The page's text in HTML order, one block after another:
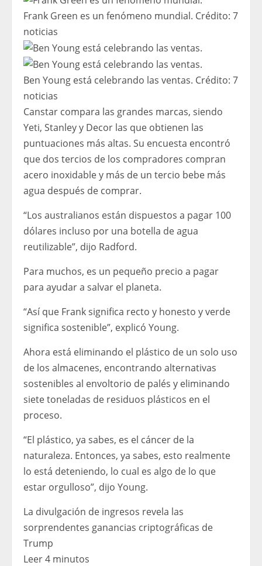
Frank Green es un fenómeno mundial. Crédito: 7
noticias
Ben Young está celebrando las ventas. Crédito: 7
noticias
Canstar compara las grandes marcas, siendo
Yeti, Stanley y Decor las que obtienen las
puntuaciones más altas. Su encuesta encontró
que dos tercios de los compradores compran
acero inoxidable y más de un tercio bebe más
agua después de comprar.
“Los australianos están dispuestos a pagar 100
dólares incluso por una botella de agua
reutilizable”, dijo Radford.
Para muchos, es un pequeño precio a pagar
para ayudar a salvar el planeta.
“Así que Frank significa recto y honesto y verde
significa sostenible”, explicó Young.
Ahora está eliminando el plástico de un solo uso
de los almacenes, encontrando alternativas
sostenibles al envoltorio de palés y eliminando
siete toneladas de residuos plásticos en el
proceso.
“El plástico, ya sabes, es el cáncer de la
naturaleza. Entonces, ya sabes, esto realmente
lo está deteniendo, lo cual es algo de lo que
estar orgulloso”, dijo Young.
La divulgación de ingresos revela las
sorprendentes ganancias criptográficas de
Trump
Leer 4 minutos